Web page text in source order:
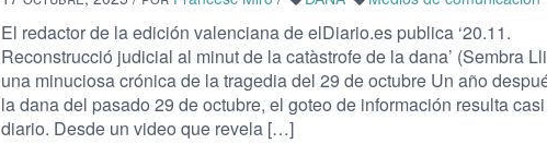
El redactor de la edición valenciana de elDiario.es publica ‘20.11.
Reconstrucció judicial al minut de la catàstrofe de la dana’ (Sembra
una minuciosa crónica de la tragedia del 29 de octubre Un año
la dana del pasado 29 de octubre, el goteo de información resulta casi
diario. Desde un video que revela […]